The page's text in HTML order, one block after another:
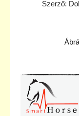
Szerző: